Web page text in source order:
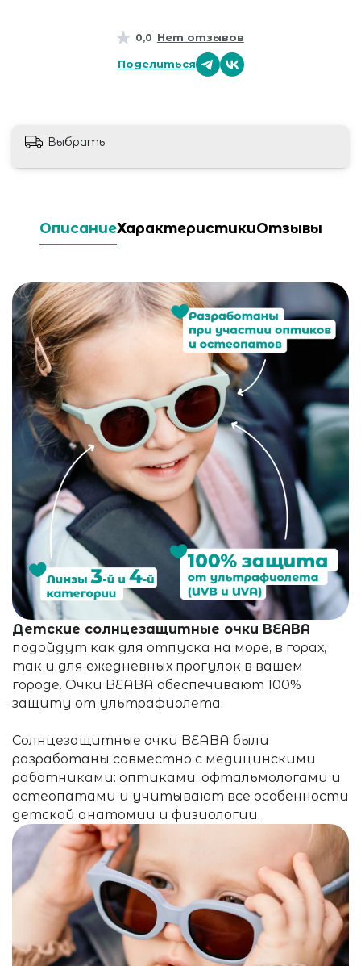
0,0 Нет отзывов
Поделиться
Выбрать
ОписаниеХарактеристикиОтзывы
Детские солнцезащитные очки BEABA
подойдут как для отпуска на море, в горах,
так и для ежедневных прогулок в вашем
городе. Очки BEABA обеспечивают 100%
защиту от ультрафиолета.
Солнцезащитные очки BEABA были
разработаны совместно с медицинскими
работниками: оптиками, офтальмологами и
остеопатами и учитывают все особенности
детской анатомии и физиологии.